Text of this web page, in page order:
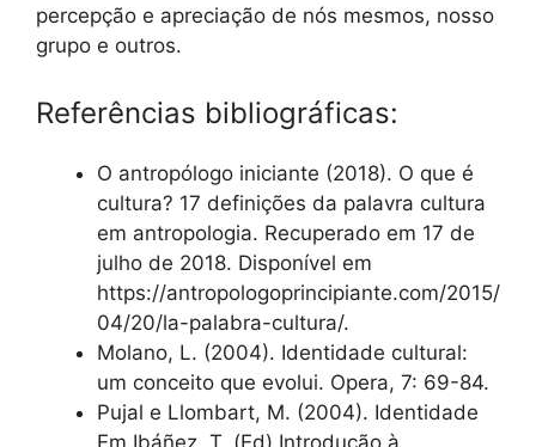
percepção e apreciação de nós mesmos, nosso
grupo e outros.
Referências bibliográficas:
O antropólogo iniciante (2018). O que é
cultura? 17 definições da palavra cultura
em antropologia. Recuperado em 17 de
julho de 2018. Disponível em
https://antropologoprincipiante.com/2015/
04/20/la-palabra-cultura/.
Molano, L. (2004). Identidade cultural:
um conceito que evolui. Opera, 7: 69-84.
Pujal e Llombart, M. (2004). Identidade
Em Ibáñez, T. (Ed) Introdução à